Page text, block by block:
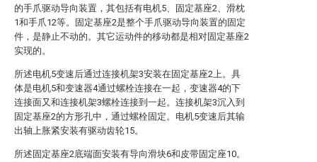
的手爪驱动导向装置，其包括有电机5、固定基座2、滑枕
1和手爪12等。固定基座2是整个手爪驱动导向装置的固定
件，是静止不动的。其它运动件的移动都是相对固定基座2
实现的。
所述电机5变速后通过连接机架3安装在固定基座2上。具
体是电机5和变速器4通过螺栓连接在一起，变速器4的下
连接面又和连接机架3螺栓连接到一起。连接机架3沉入到
固定基座2的方形孔中，通过螺栓固定。电机5变速后其输
出轴上胀紧安装有驱动齿轮15。
所述固定基座2底端面安装有导向滑块6和皮带固定座10。